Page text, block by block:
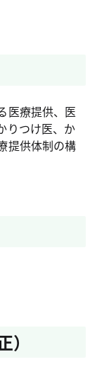
医療提供、医
りつけ医、か
提供体制の構